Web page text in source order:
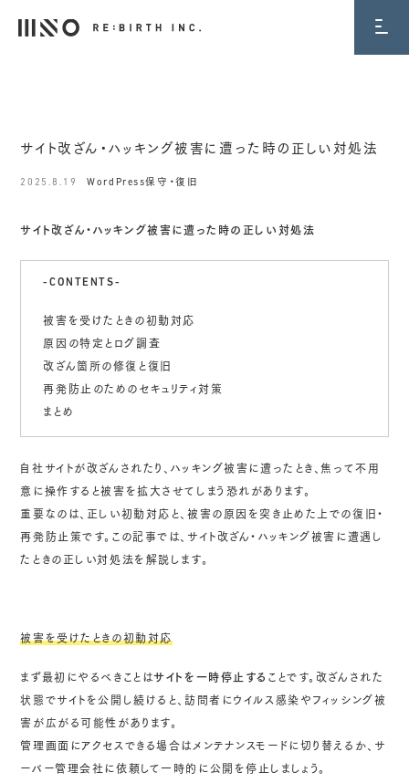
BLOG
サイト改ざん・ハッキング被害に遭った時の正しい対処法
2025.8.19 WordPress保守・復旧
サイト改ざん・ハッキング被害に遭った時の正しい対処法
-CONTENTS-
被害を受けたときの初動対応
原因の特定とログ調査
改ざん箇所の修復と復旧
再発防止のためのセキュリティ対策
まとめ
自社サイトが改ざんされたり、ハッキング被害に遭ったとき、焦って不用
意に操作すると被害を拡大させてしまう恐れがあります。
重要なのは、正しい初動対応と、被害の原因を突き止めた上での復旧・
再発防止策です。この記事では、サイト改ざん・ハッキング被害に遭遇し
たときの正しい対処法を解説します。
被害を受けたときの初動対応
まず最初にやるべきことはサイトを一時停止する ことです。改ざんされた
状態でサイトを公開し続けると、訪問者にウイルス感染やフィッシング被
害が広がる可能性があります。
管理画面にアクセスできる場合はメンテナンスモードに切り替えるか、サ
ーバー管理会社に依頼して一時的に公開を停止しましょう。